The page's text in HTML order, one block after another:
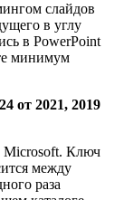
слайдов
в углу
в PowerPoint
минимум
от 2021, 2019
Microsoft. Ключ
между
раза